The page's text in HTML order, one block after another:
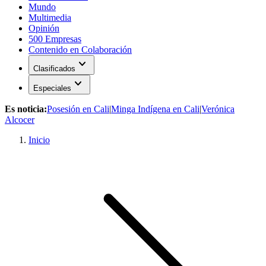
Mundo
Multimedia
Opinión
500 Empresas
Contenido en Colaboración
Clasificados expand_more
Especiales expand_more
Es noticia:Posesión en Cali|Minga Indígena en Cali|Verónica
Alcocer
Inicio